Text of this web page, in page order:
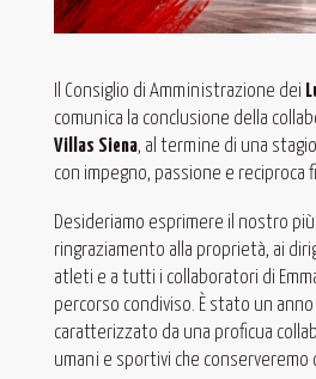
Il Consiglio di Amministrazione dei
comunica la conclusione della
Villas Siena, al termine di una
con impegno, passione e reciproca
Desideriamo esprimere il nostro
ringraziamento alla proprietà, ai
atleti e a tutti i collaboratori di
percorso condiviso. È stato un
caratterizzato da una proficua
umani e sportivi che conserveremo